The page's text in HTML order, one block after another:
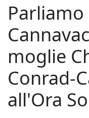
moglie
Conrad-
all'Ora